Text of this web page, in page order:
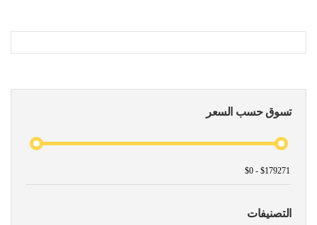
تسوق حسب السعر
التصنيفات